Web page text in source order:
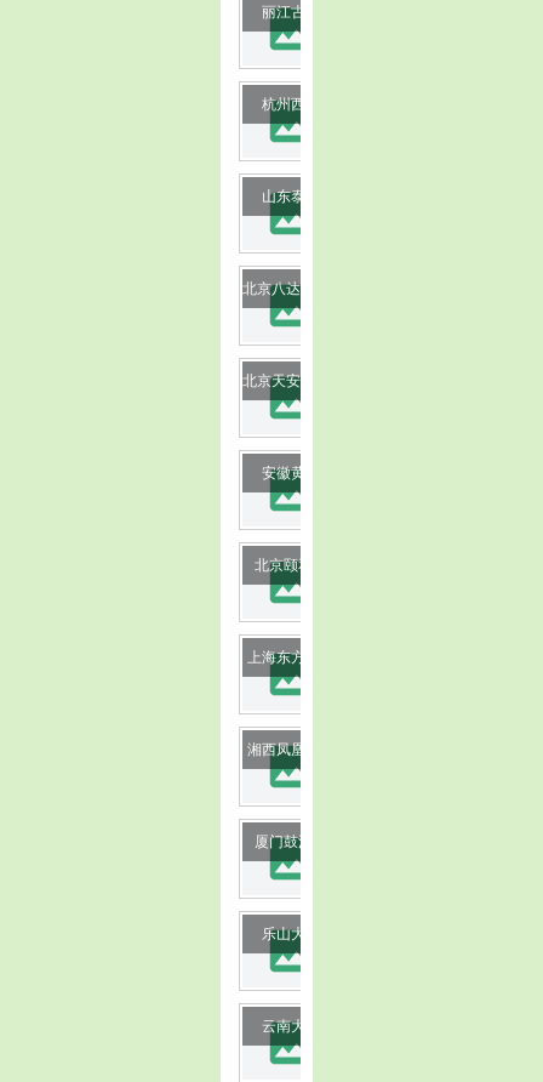
image
丽江古城
image
杭州西湖
image
山东泰山
image
image
image
安徽黄山
image
北京颐和园
image
上海东方明珠
image
湘西凤凰古城
image
厦门鼓浪屿
image
乐山大佛
image
云南大理